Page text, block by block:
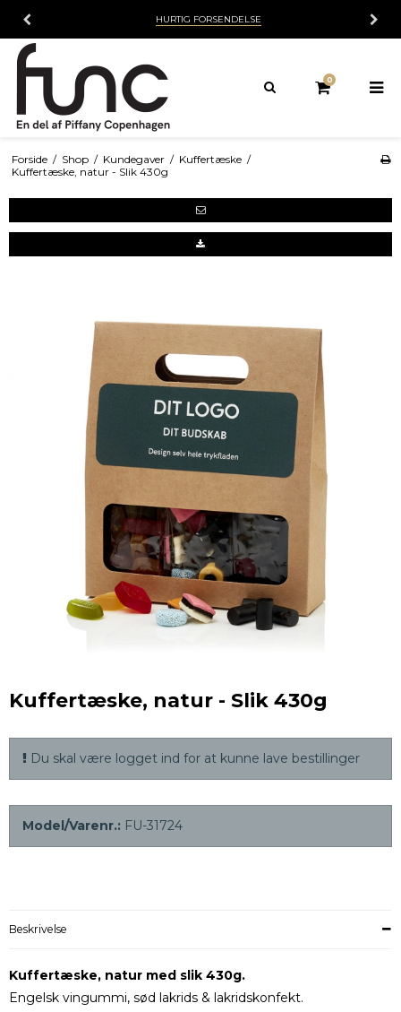
HURTIG FORSENDELSE
0
Forside / Shop / Kundegaver / Kuffertæske /
Kuffertæske, natur - Slik 430g
Kuffertæske, natur - Slik 430g
Du skal være logget ind for at kunne lave bestillinger
Model/Varenr.: FU-31724
Beskrivelse
Kuffertæske, natur med slik 430g.
Engelsk vingummi, sød lakrids & lakridskonfekt.